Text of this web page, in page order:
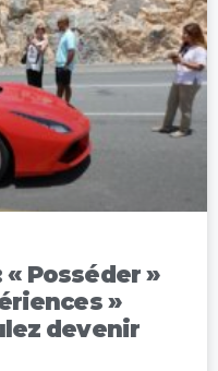
« Posséder »
»
devenir